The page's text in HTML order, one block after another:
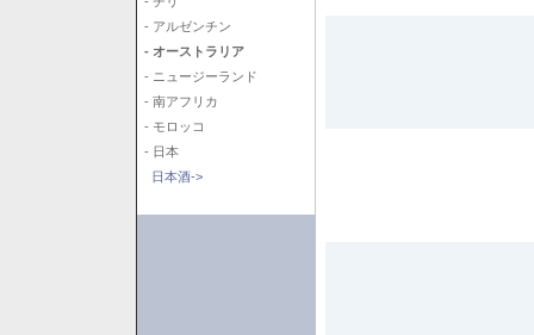
- アルゼンチン
- オーストラリア
- ニュージーランド
- 南アフリカ
- モロッコ
- 日本
日本酒->